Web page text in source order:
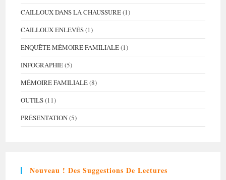
CAILLOUX DANS LA CHAUSSURE(1)
CAILLOUX ENLEVÉS(1)
ENQUÊTE MÉMOIRE FAMILIALE(1)
INFOGRAPHIE(5)
MÉMOIRE FAMILIALE(8)
OUTILS(11)
PRÉSENTATION(5)
Nouveau ! Des Suggestions De Lectures